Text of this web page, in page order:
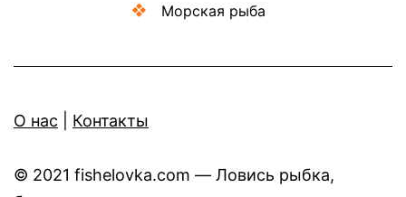
Морская рыба
O нас Контакты
© 2021 fishelovka.com — Ловись рыбка,